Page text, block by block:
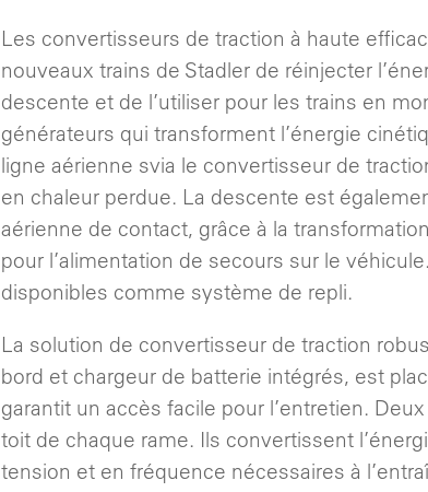
Les convertisseurs de traction à haute
nouveaux trains de Stadler de réinjecter
descente et de l’utiliser pour les trains en
générateurs qui transforment l’énergie
ligne aérienne svia le convertisseur de
en chaleur perdue. La descente est
aérienne de contact, grâce à la
pour l’alimentation de secours sur le
disponibles comme système de repli.
La solution de convertisseur de traction
bord et chargeur de batterie intégrés, est
garantit un accès facile pour l’entretien.
toit de chaque rame. Ils convertissent
tension et en fréquence nécessaires à